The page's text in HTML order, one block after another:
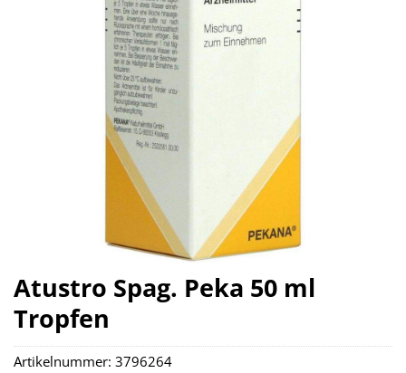
Atustro Spag. Peka 50 ml
Tropfen
Artikelnummer: 3796264